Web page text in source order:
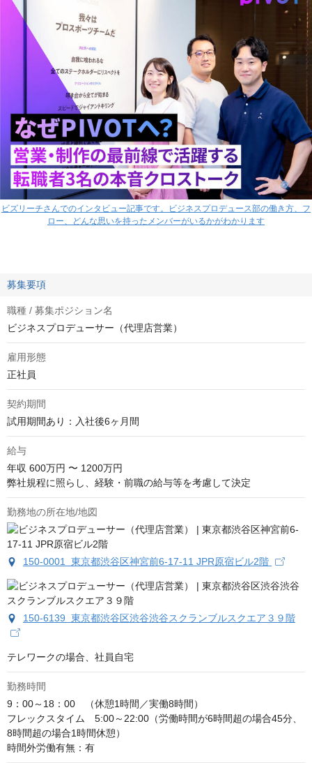
ビズリーチさんでのインタビュー記事です。ビジネスプロデュース部の働き方、フ
ロー、どんな思いを持ったメンバーがいるかがわかります
募集要項
職種 / 募集ポジション名
ビジネスプロデューサー（代理店営業）
雇用形態
正社員
契約期間
試用期間あり：入社後6ヶ月間
給与
年収 600万円 〜 1200万円
弊社規程に照らし、経験・前職の給与等を考慮して決定
勤務地の所在地/地図
150-0001 東京都渋谷区神宮前6-17-11 JPR原宿ビル2階
150-6139 東京都渋谷区渋谷渋谷スクランブルスクエア３９階
テレワークの場合、社員自宅
勤務時間
9：00～18：00　（休憩1時間／実働8時間）
フレックスタイム　5:00～22:00（労働時間が6時間超の場合45分、
8時間超の場合1時間休憩）
時間外労働有無：有